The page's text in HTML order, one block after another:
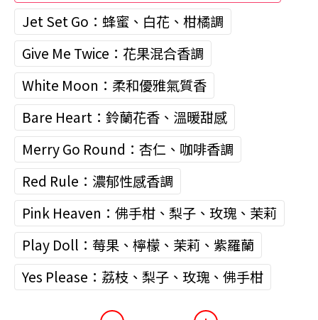
Jet Set Go：蜂蜜、白花、柑橘調
Give Me Twice：花果混合香調
White Moon：柔和優雅氣質香
Bare Heart：鈴蘭花香、溫暖甜感
Merry Go Round：杏仁、咖啡香調
Red Rule：濃郁性感香調
Pink Heaven：佛手柑、梨子、玫瑰、茉莉
Play Doll：莓果、檸檬、茉莉、紫羅蘭
Yes Please：荔枝、梨子、玫瑰、佛手柑